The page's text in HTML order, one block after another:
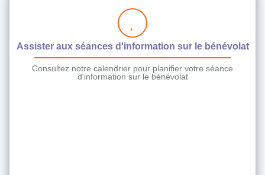
Assister aux séances d'information sur le bénévolat
Consultez notre calendrier pour planifier votre séance
d'information sur le bénévolat